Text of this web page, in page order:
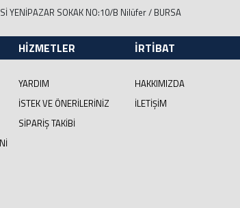
YENİPAZAR SOKAK NO:10/B Nilüfer / BURSA
HİZMETLER
YARDIM
İSTEK VE ÖNERILERINIZ
SIPARIŞ TAKIBI
İRTİBAT
HAKKIMIZDA
İLETIŞIM